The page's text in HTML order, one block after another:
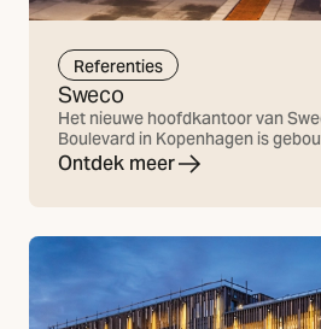
Referenties
Sweco
Het nieuwe hoofdkantoor van
Boulevard in Kopenhagen is
Ontdek meer